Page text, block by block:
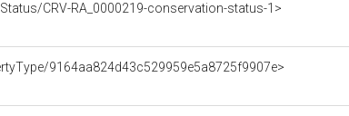
CRV-RA_0000219-conservation-status-1>
9164aa824d43c529959e5a8725f9907e>